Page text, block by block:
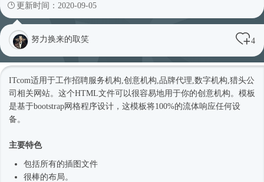
更新时间：2020-09-05
努力换来的取笑 4
ITcom适用于工作招聘服务机构,创意机构,品牌代理,数字机构,猎头公
司相关网站。这个HTML文件可以很容易地用于你的创意机构。模板
是基于bootstrap网格程序设计，这模板将100%的流体响应任何设
备。
主要特色
包括所有的插图文件
很棒的布局。